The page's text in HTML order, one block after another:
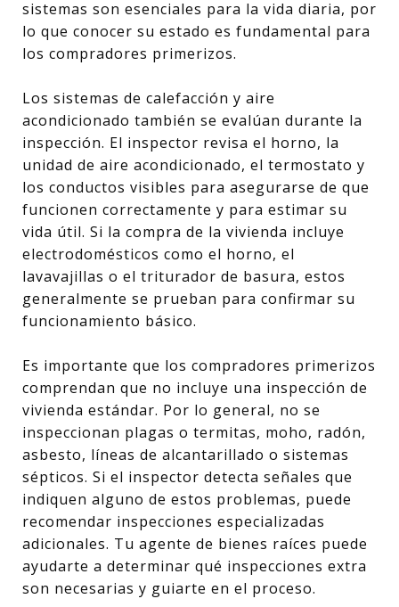
sistemas son esenciales para la vida diaria, por
lo que conocer su estado es fundamental para
los compradores primerizos.
Los sistemas de calefacción y aire
acondicionado también se evalúan durante la
inspección. El inspector revisa el horno, la
unidad de aire acondicionado, el termostato y
los conductos visibles para asegurarse de que
funcionen correctamente y para estimar su
vida útil. Si la compra de la vivienda incluye
electrodomésticos como el horno, el
lavavajillas o el triturador de basura, estos
generalmente se prueban para confirmar su
funcionamiento básico.
Es importante que los compradores primerizos
comprendan que no incluye una inspección de
vivienda estándar. Por lo general, no se
inspeccionan plagas o termitas, moho, radón,
asbesto, líneas de alcantarillado o sistemas
sépticos. Si el inspector detecta señales que
indiquen alguno de estos problemas, puede
recomendar inspecciones especializadas
adicionales. Tu agente de bienes raíces puede
ayudarte a determinar qué inspecciones extra
son necesarias y guiarte en el proceso.